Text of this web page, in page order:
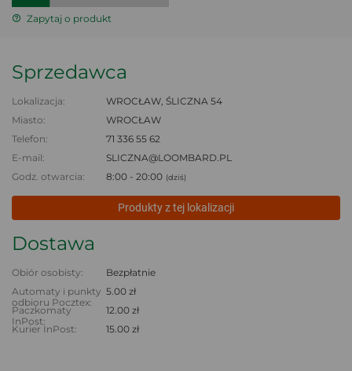
Zapytaj o produkt
Sprzedawca
Lokalizacja:
WROCŁAW, ŚLICZNA 54
Miasto:
WROCŁAW
Telefon:
71 336 55 62
E-mail:
SLICZNA@LOOMBARD.PL
Godz. otwarcia:
8:00 - 20:00 (dziś)
Produkty z tej lokalizacji
Dostawa
Obiór osobisty:
Bezpłatnie
Automaty i punkty
odbioru Pocztex:
5.00 zł
Paczkomaty
InPost:
12.00 zł
Kurier InPost:
15.00 zł